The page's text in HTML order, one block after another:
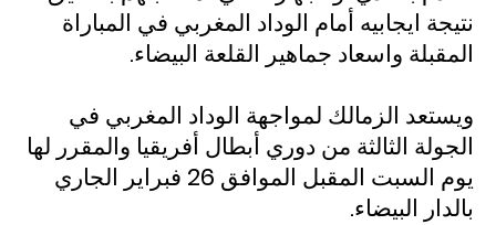
نتيجة ايجابيه أمام الوداد المغربي في المباراة
المقبلة واسعاد جماهير القلعة البيضاء.
ويستعد الزمالك لمواجهة الوداد المغربي في
الجولة الثالثة من دوري أبطال أفريقيا والمقرر لها
يوم السبت المقبل الموافق 26 فبراير الجاري
بالدار البيضاء.